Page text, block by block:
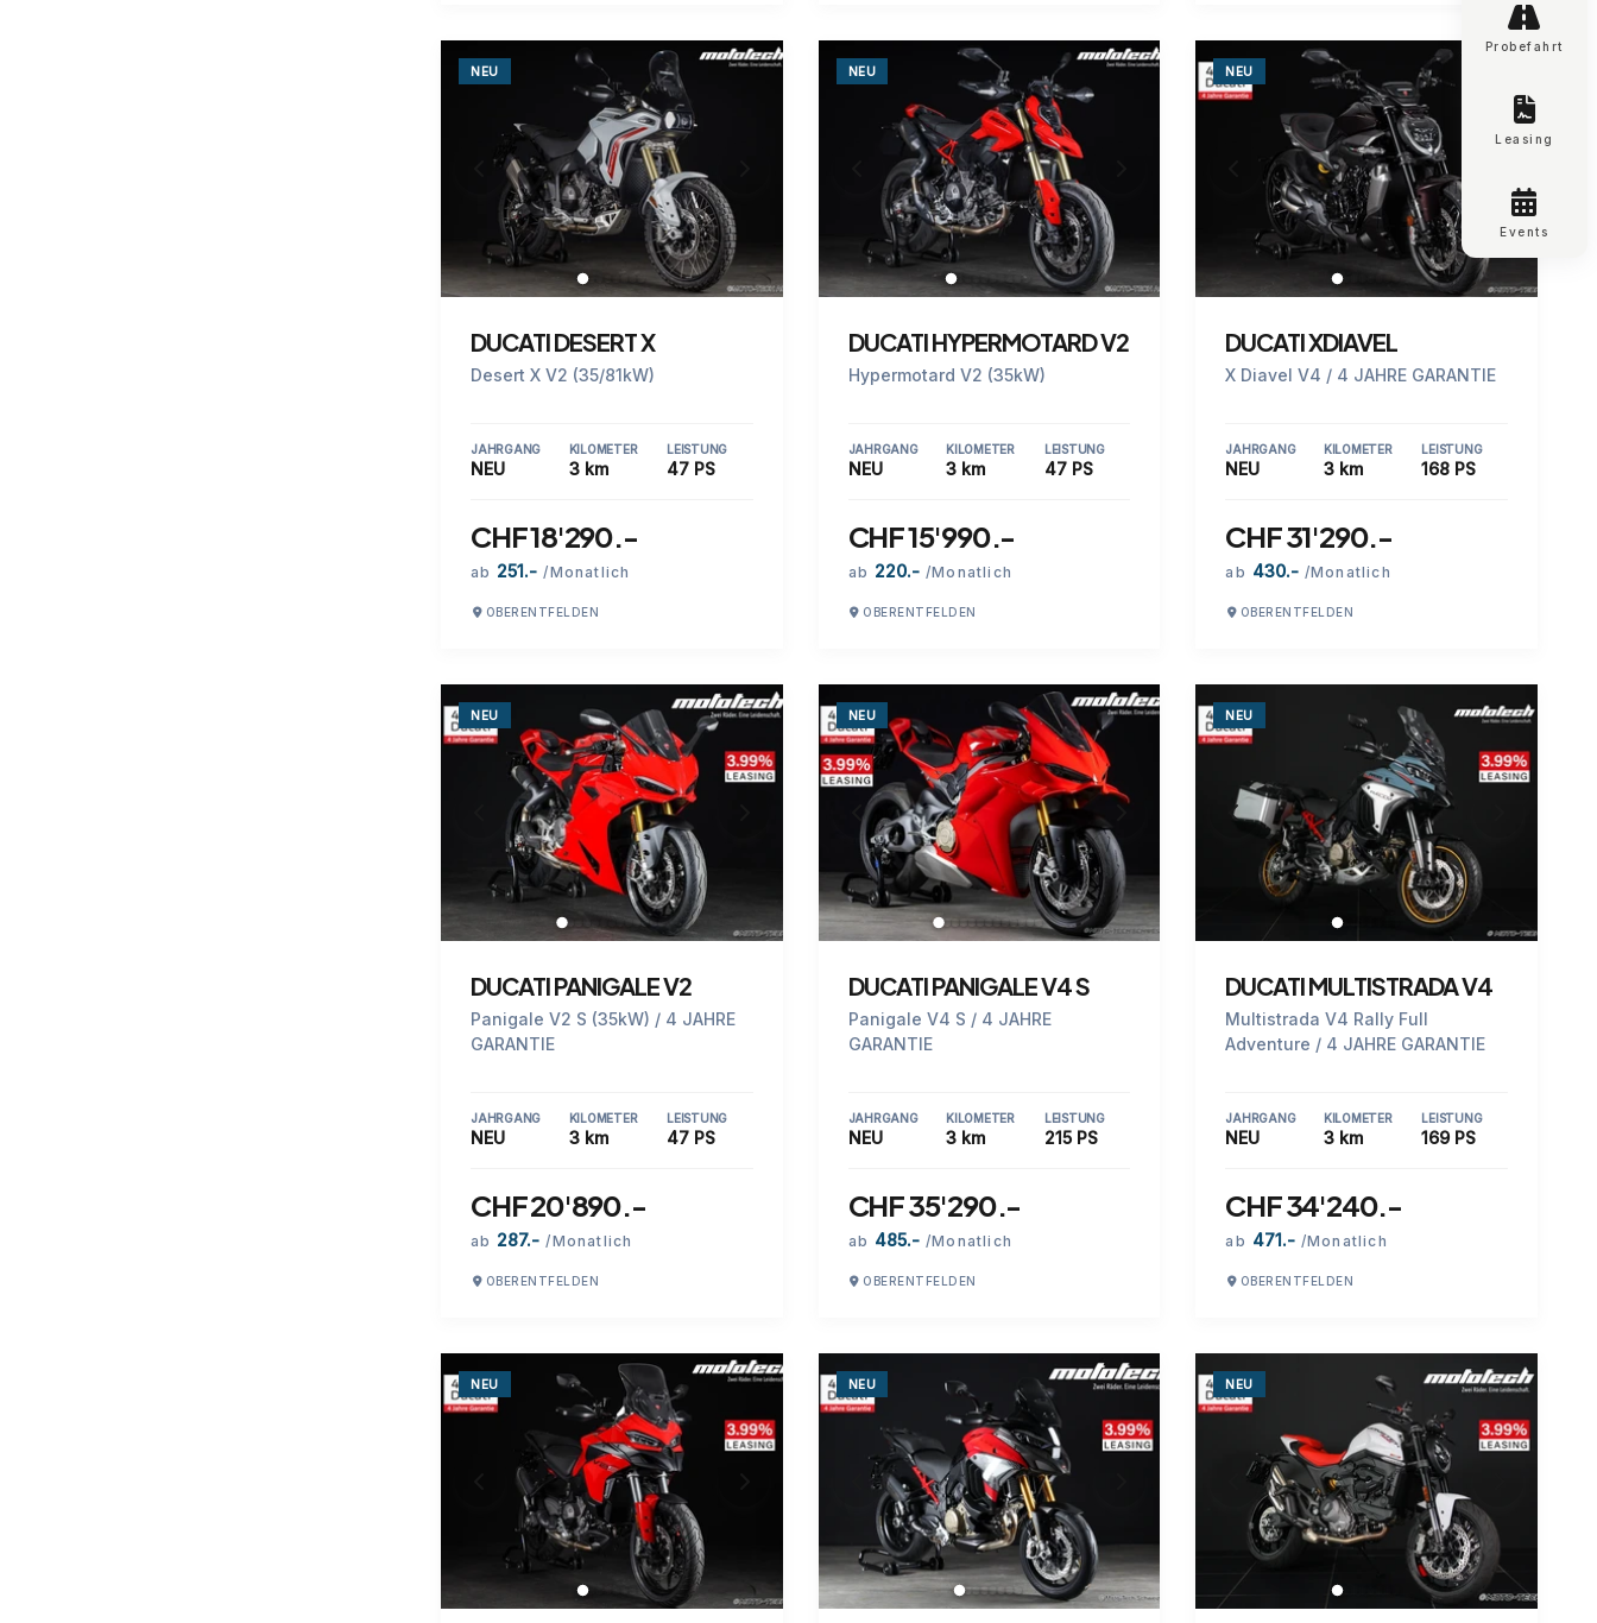
NEU
DUCATI DESERT X
Desert X V2 (35/81kW)
JAHRGANG
NEU
KILOMETER
3 km
LEISTUNG
47 PS
CHF 18'290.-
ab 251.- /Monatlich
OBERENTFELDEN
NEU
DUCATI HYPERMOTARD V2
Hypermotard V2 (35kW)
JAHRGANG
NEU
KILOMETER
3 km
LEISTUNG
47 PS
CHF 15'990.-
ab 220.- /Monatlich
OBERENTFELDEN
NEU
DUCATI XDIAVEL
X Diavel V4 / 4 JAHRE GARANTIE
JAHRGANG
NEU
KILOMETER
3 km
LEISTUNG
168 PS
CHF 31'290.-
ab 430.- /Monatlich
OBERENTFELDEN
NEU
DUCATI PANIGALE V2
Panigale V2 S (35kW) / 4 JAHRE
GARANTIE
JAHRGANG
NEU
KILOMETER
3 km
LEISTUNG
47 PS
CHF 20'890.-
ab 287.- /Monatlich
OBERENTFELDEN
NEU
DUCATI PANIGALE V4 S
Panigale V4 S / 4 JAHRE
GARANTIE
JAHRGANG
NEU
KILOMETER
3 km
LEISTUNG
215 PS
CHF 35'290.-
ab 485.- /Monatlich
OBERENTFELDEN
NEU
DUCATI MULTISTRADA V4
Multistrada V4 Rally Full
Adventure / 4 JAHRE GARANTIE
JAHRGANG
NEU
KILOMETER
3 km
LEISTUNG
169 PS
CHF 34'240.-
ab 471.- /Monatlich
OBERENTFELDEN
NEU NEU NEU
Probefahrt
Leasing
Events